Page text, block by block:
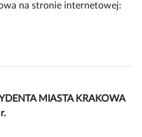
na stronie internetowej:
MIASTA KRAKOWA